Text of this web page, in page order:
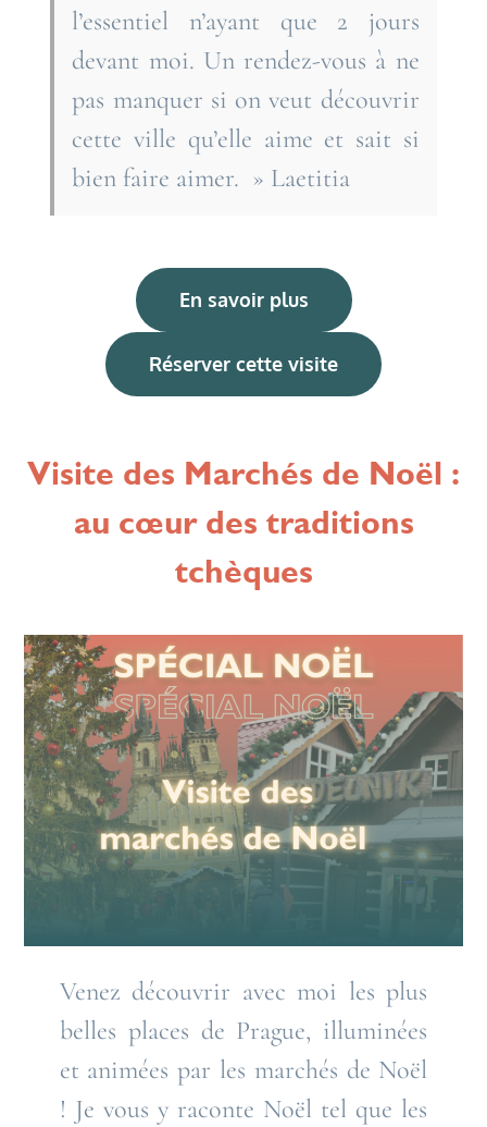
l’essentiel n’ayant que 2 jours
devant moi. Un rendez-vous à ne
pas manquer si on veut découvrir
cette ville qu’elle aime et sait si
bien faire aimer. » Laetitia
En savoir plus
Réserver cette visite
Visite des Marchés de Noël :
au cœur des traditions
tchèques
Venez découvrir avec moi les plus
belles places de Prague, illuminées
et animées par les marchés de Noël
! Je vous y raconte Noël tel que les